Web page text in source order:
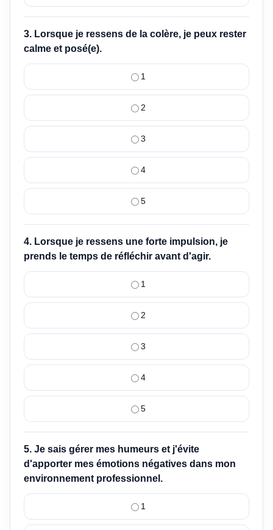
3. Lorsque je ressens de la colère, je peux rester
calme et posé(e).
1
2
3
4
5
4. Lorsque je ressens une forte impulsion, je
prends le temps de réfléchir avant d'agir.
1
2
3
4
5
5. Je sais gérer mes humeurs et j'évite
d'apporter mes émotions négatives dans mon
environnement professionnel.
1